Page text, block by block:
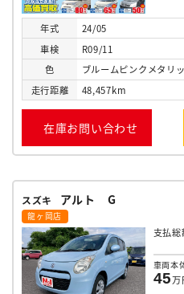
年式
24/05
車検
R09/11
色
ブルームピンクメタリ
走行距離 48,457km
在庫お問い合わせ
スズキ アルト G
龍ヶ岡店
支払総
車両本
45万